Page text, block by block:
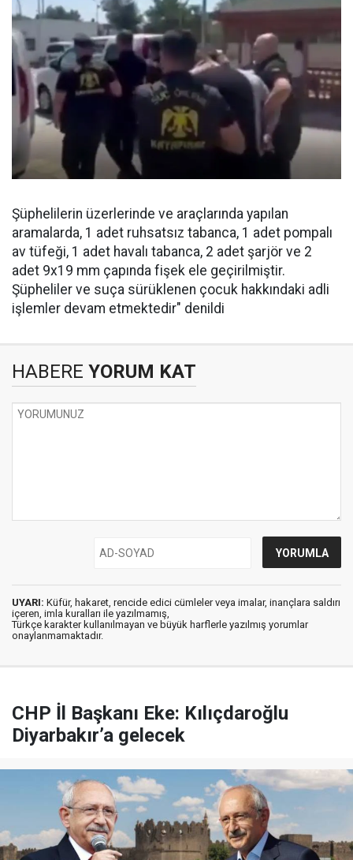
Şüphelilerin üzerlerinde ve araçlarında yapılan
aramalarda, 1 adet ruhsatsız tabanca, 1 adet pompalı
av tüfeği, 1 adet havalı tabanca, 2 adet şarjör ve 2
adet 9x19 mm çapında fişek ele geçirilmiştir.
Şüpheliler ve suça sürüklenen çocuk hakkındaki adli
işlemler devam etmektedir" denildi
HABERE YORUM KAT
UYARI: Küfür, hakaret, rencide edici cümleler veya imalar, inançlara saldırı
içeren, imla kuralları ile yazılmamış,
Türkçe karakter kullanılmayan ve büyük harflerle yazılmış yorumlar
onaylanmamaktadır.
CHP İl Başkanı Eke: Kılıçdaroğlu
Diyarbakır’a gelecek